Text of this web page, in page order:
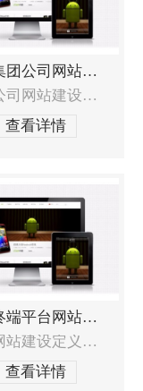
拉萨集团公司网站建设
集团公司网站建设的特殊需求 集团跨行业经营，涉猎各个产业，旗下企业众多，产品线庞大，如何整合并得到展示效果？团有着悠久的历史文化、强大的团队、充沛的资源、丰富的经验，如何整合并得到展示效果？集团区域性广，牵涉到众多下属公司，如何进行网站整体管控，并让下属公司参与到运营和管理中来？集团网站的架构该如何进行规划？才能
查看详情
拉萨终端平台网站建设
手机网站建设定义发展趋势随着手机用户日益增多，那么手机网站已经不仅仅局限于WAP，其表现形式基本已经接近互联网电脑站点，它的普及率也会越来越广泛。它真正实现了，方便、安全、快速等作用以及效果。移动终端及及移动网络环境（3G、WIFI等）的升级，使用手机查看网页和上网的人也会越来越多，应用也越来越广泛，手机网站建设领域将会为企业
查看详情